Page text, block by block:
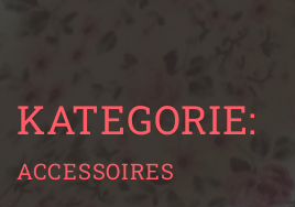
KATEGORIE:
ACCESSOIRES